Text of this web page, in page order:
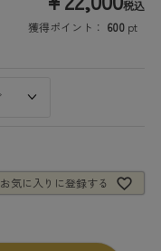
税込
獲得ポイント： 600 pt
お気に入りに登録する